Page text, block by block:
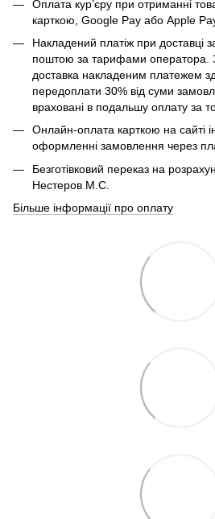
Оплата кур’єру при отриманні
карткою, Google Pay або Apple
Накладений платіж при доставці
поштою за тарифами оператора.
доставка накладеним платежем
передоплати 30% від суми
враховані в подальшу оплату за
Онлайн-оплата карткою на сайті
оформленні замовлення через
Безготівковий переказ на
Нестеров М.С.
Більше інформації про оплату